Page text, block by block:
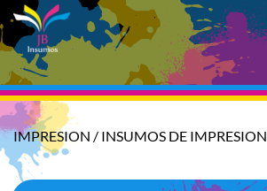
IMPRESION / INSUMOS DE IMPRESION